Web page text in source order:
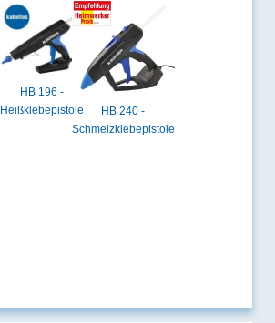
HB 196 -
Heißklebepistole
HB 240 -
Schmelzklebepistole